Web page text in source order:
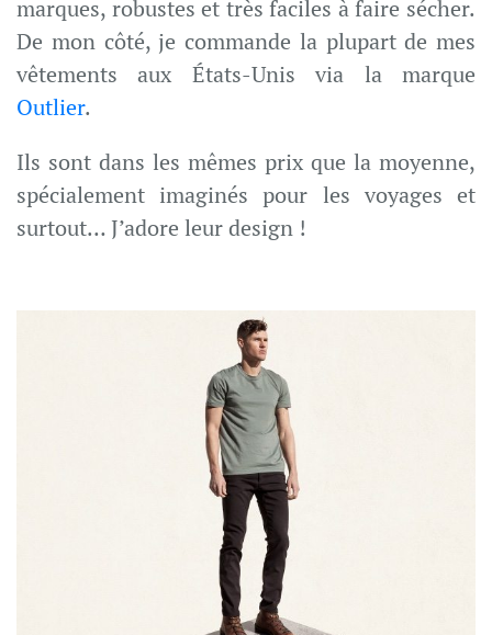
marques, robustes et très faciles à faire sécher.
De mon côté, je commande la plupart de mes
vêtements aux États-Unis via la marque
Outlier.
Ils sont dans les mêmes prix que la moyenne,
spécialement imaginés pour les voyages et
surtout… J’adore leur design !